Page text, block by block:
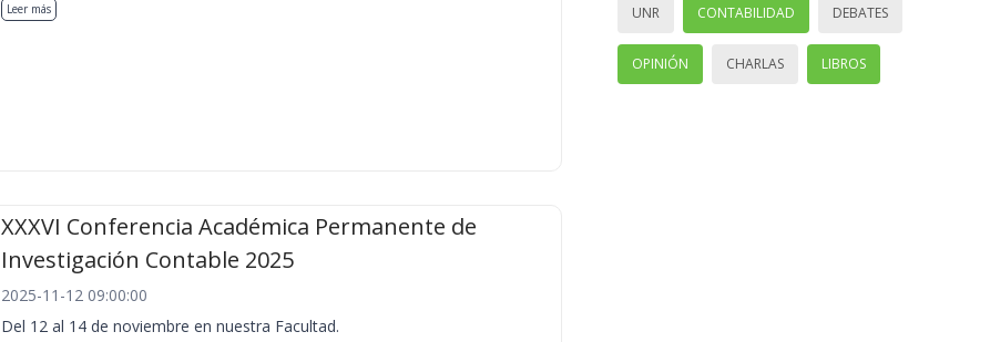
Leer más
XXXVI Conferencia Académica Permanente de
Investigación Contable 2025
2025-11-12 09:00:00
Del 12 al 14 de noviembre en nuestra Facultad.
UNR CONTABILIDAD DEBATES
OPINIÓN CHARLAS LIBROS